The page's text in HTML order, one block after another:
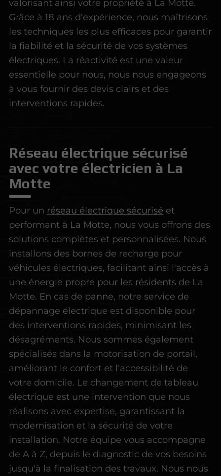
valorisant ainsi votre propriété à La Motte.
Grâce à 18 ans d'expérience, nous maîtrisons
les techniques les plus efficaces pour garantir
la fiabilité et la sécurité de vos systèmes
électriques. La réactivité est une valeur
essentielle pour nous, nous nous engageons
à vous fournir des devis clairs et des
interventions rapides.
Réseau électrique sécurisé
avec votre électricien à La
Motte
Pour un réseau électrique sécurisé et
performant à La Motte, nous vous offrons des
solutions complètes et personnalisées. Nous
installons des bornes de recharge pour
véhicules électriques, facilitant ainsi l'accès à
une énergie propre pour les résidents de La
Motte. En cas de panne, notre service de
dépannage électrique est disponible pour
des interventions rapides, minimisant les
désagréments. Nous sommes également
spécialisés dans la motorisation de portail,
améliorant le confort et l'accessibilité de
votre domicile. Le changement de tableau
électrique est une intervention que nous
réalisons avec expertise, garantissant la
modernisation et la sécurité de votre
installation. Notre équipe vous accompagne
de A à Z, depuis le diagnostic de vos besoins
jusqu'à la finalisation des travaux. Nous nous